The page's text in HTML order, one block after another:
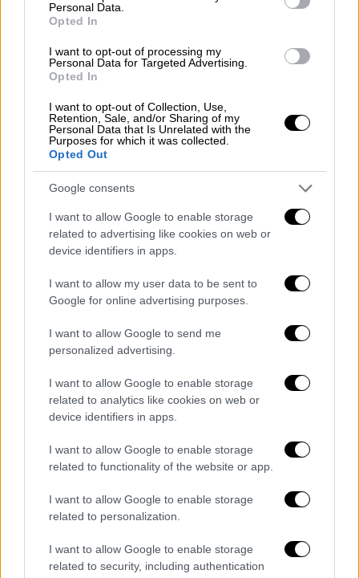
Personal Data.
Opted In
I want to opt-out of processing my
Personal Data for Targeted Advertising.
Opted In
I want to opt-out of Collection, Use,
Retention, Sale, and/or Sharing of my
Personal Data that Is Unrelated with the
Purposes for which it was collected.
Opted Out
Google consents
I want to allow Google to enable storage
related to advertising like cookies on web or
device identifiers in apps.
I want to allow my user data to be sent to
Google for online advertising purposes.
I want to allow Google to send me
personalized advertising.
I want to allow Google to enable storage
related to analytics like cookies on web or
device identifiers in apps.
I want to allow Google to enable storage
related to functionality of the website or app.
I want to allow Google to enable storage
related to personalization.
I want to allow Google to enable storage
related to security, including authentication
μονομερείς αιτιάσεις περί
Αιγαίου είναι ανυπόστατες και έχουν
απορριφθεί επανειλημμένως. Το καθεστώς
Αιγαίου διέπεται από τηΣυνθήκη της
Λωζάννης του 1923, τη Σύμβαση του Μοντρέ
του 1936 και τη Συνθήκη των Παρισίων του
1947,στην οποία η Τουρκία δεν είναι καν
όπως υπογραμμίστηκε, δεν αφήνουν καμία
αμφιβολία για το καθεστώς των νησιών, ενώ
αδιαπραγμάτευτη, ιδίως σε μια περίοδο
αυξημένης αστάθειας στην ευρύτερη
περιοχή.
παρακολουθούν οθόνες σε μια βάση πυραύλων Patriot στην
αεροπορική βάση Τατόι (AP)